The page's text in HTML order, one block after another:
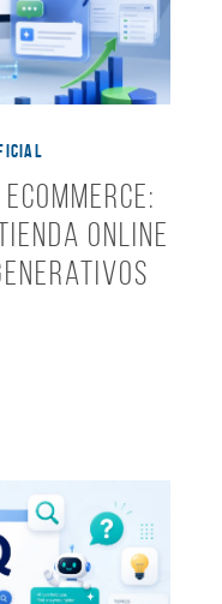
online